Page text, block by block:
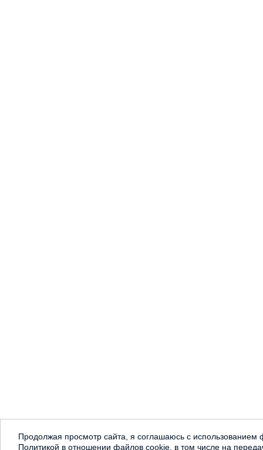
Продолжая просмотр сайта, я соглашаюсь с использованием
Политикой в отношении файлов cookie, в том числе на